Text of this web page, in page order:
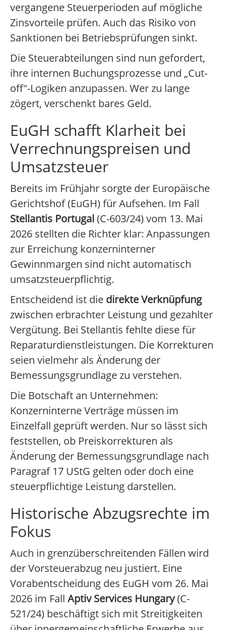
vergangene Steuerperioden auf mögliche
Zinsvorteile prüfen. Auch das Risiko von
Sanktionen bei Betriebsprüfungen sinkt.
Die Steuerabteilungen sind nun gefordert,
ihre internen Buchungsprozesse und „Cut-
off"-Logiken anzupassen. Wer zu lange
zögert, verschenkt bares Geld.
EuGH schafft Klarheit bei
Verrechnungspreisen und
Umsatzsteuer
Bereits im Frühjahr sorgte der Europäische
Gerichtshof (EuGH) für Aufsehen. Im Fall
Stellantis Portugal(C-603/24) vom 13. Mai
2026 stellten die Richter klar: Anpassungen
zur Erreichung konzerninterner
Gewinnmargen sind nicht automatisch
umsatzsteuerpflichtig.
Entscheidend ist die direkte Verknüpfung
zwischen erbrachter Leistung und gezahlter
Vergütung. Bei Stellantis fehlte diese für
Reparaturdienstleistungen. Die Korrekturen
seien vielmehr als Änderung der
Bemessungsgrundlage zu verstehen.
Die Botschaft an Unternehmen:
Konzerninterne Verträge müssen im
Einzelfall geprüft werden. Nur so lässt sich
feststellen, ob Preiskorrekturen als
Änderung der Bemessungsgrundlage nach
Paragraf 17 UStG gelten oder doch eine
steuerpflichtige Leistung darstellen.
Historische Abzugsrechte im
Fokus
Auch in grenzüberschreitenden Fällen wird
der Vorsteuerabzug neu justiert. Eine
Vorabentscheidung des EuGH vom 26. Mai
2026 im Fall Aptiv Services Hungary(C-
521/24) beschäftigt sich mit Streitigkeiten